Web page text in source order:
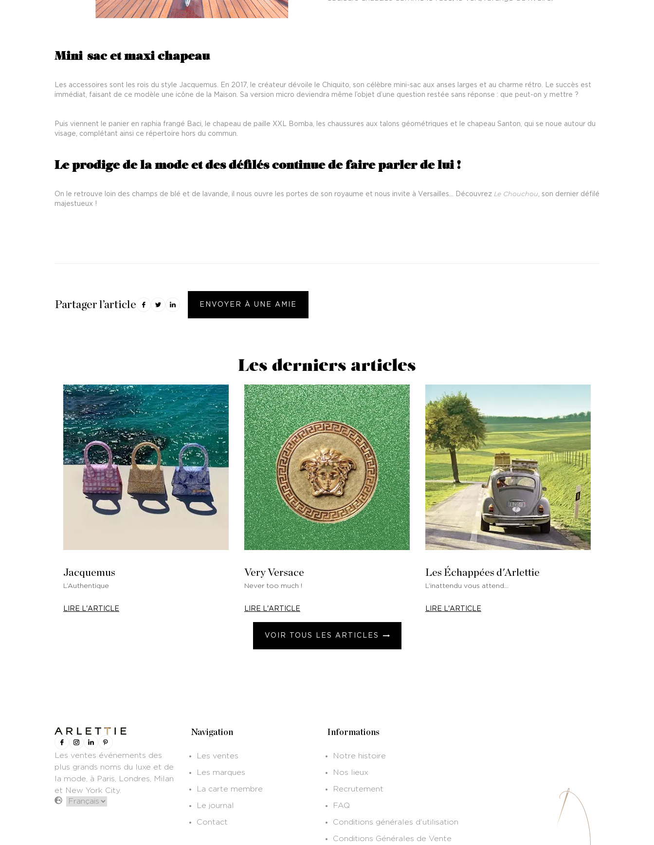
Mini-sac et maxi chapeau
Les accessoires sont les rois du style Jacquemus. En 2017, le créateur dévoile le Chiquito, son célèbre mini-sac aux anses larges et au charme rétro. Le succès est
immédiat, faisant de ce modèle une icône de la Maison. Sa version micro deviendra même l’objet d’une question restée sans réponse : que peut-on y mettre ?
Puis viennent le panier en raphia frangé Baci, le chapeau de paille XXL Bomba, les chaussures aux talons géométriques et le chapeau Santon, qui se noue autour du
visage, complétant ainsi ce répertoire hors du commun.
Le prodige de la mode et des défilés continue de faire parler de lui !
On le retrouve loin des champs de blé et de lavande, il nous ouvre les portes de son royaume et nous invite à Versailles… Découvrez Le Chouchou, son dernier défilé
majestueux !
Partager l’article ENVOYER À UNE AMIE
Les derniers articles
Jacquemus
L’Authentique
LIRE L'ARTICLE
Very Versace
Never too much !
LIRE L'ARTICLE
Les Échappées d'Arlettie
L’inattendu vous attend…
LIRE L'ARTICLE
VOIR TOUS LES ARTICLES
Les ventes événements des
plus grands noms du luxe et de
la mode, à Paris, Londres, Milan
et New York City.
Navigation
Les ventes
Les marques
La carte membre
Le journal
Contact
Informations
Notre histoire
Nos lieux
Recrutement
FAQ
Conditions générales d'utilisation
Conditions Générales de Vente